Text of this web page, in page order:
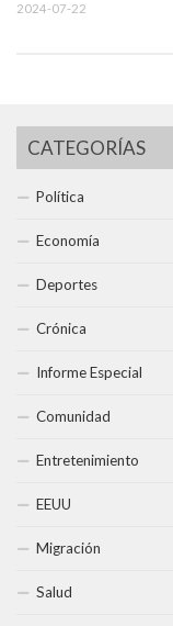
2024-07-22
CATEGORÍAS
Política
Economía
Deportes
Crónica
Informe Especial
Comunidad
Entretenimiento
EEUU
Migración
Salud